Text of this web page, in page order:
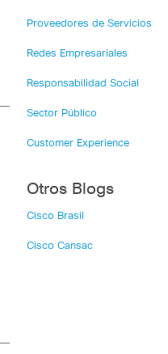
Proveedores de Servicios
Redes Empresariales
Responsabilidad Social
Sector Público
Customer Experience
Otros Blogs
Cisco Brasil
Cisco Cansac